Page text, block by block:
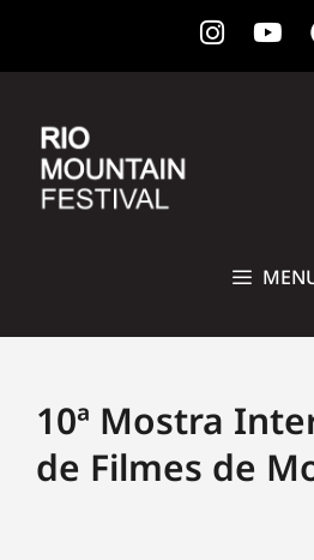
10ª Mostra
de Filmes de